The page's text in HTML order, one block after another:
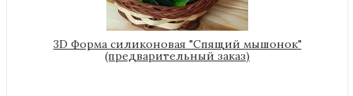
3D Форма силиконовая "Спящий мышонок"
(предварительный заказ)